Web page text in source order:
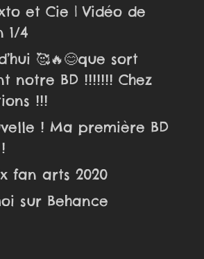
et Cie | Vidéo de
1/4
🥰🔥😊que sort
notre BD !!!!!!! Chez
!!!
! Ma première BD
fan arts 2020
sur Behance